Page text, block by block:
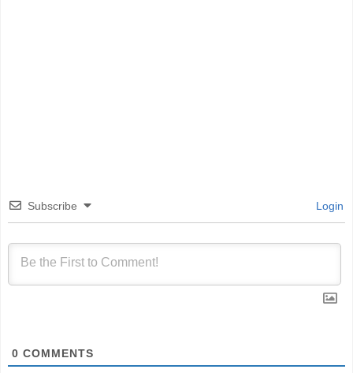
Subscribe Login
0 COMMENTS